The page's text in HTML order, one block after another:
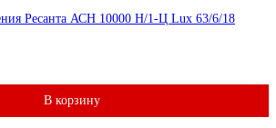
Ресанта АСН 10000 Н/1-Ц Lux 63/6/18
В корзину